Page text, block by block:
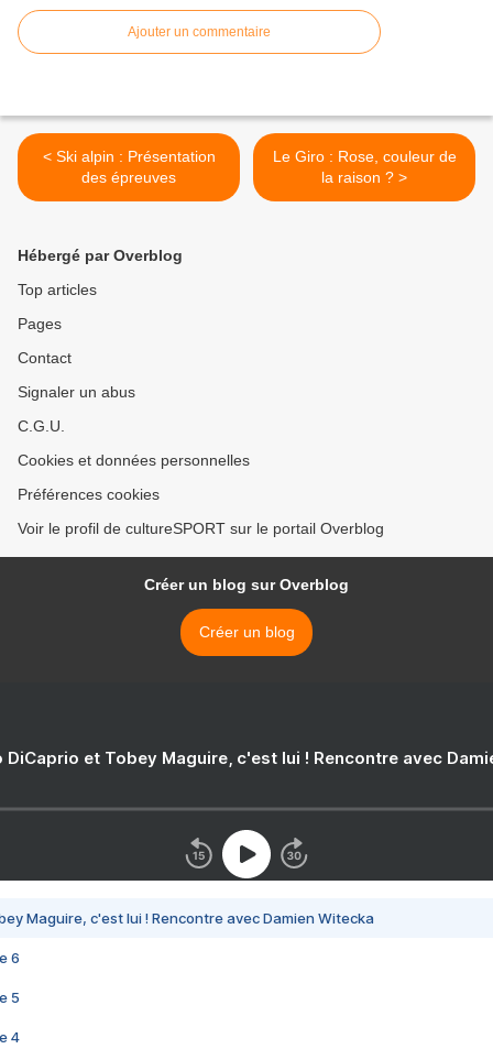
Ajouter un commentaire
< Ski alpin : Présentation
des épreuves
Le Giro : Rose, couleur de
la raison ? >
Hébergé par Overblog
Top articles
Pages
Contact
Signaler un abus
C.G.U.
Cookies et données personnelles
Préférences cookies
Voir le profil de cultureSPORT sur le portail Overblog
Créer un blog sur Overblog
Créer un blog
DiCaprio et Tobey Maguire, c'est lui ! Rencontre avec
Maguire, c'est lui ! Rencontre avec Damien Witecka
6
5
4